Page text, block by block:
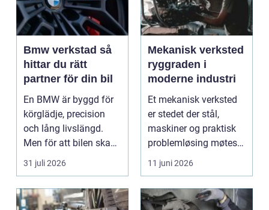
Bmw verkstad så
hittar du rätt
partner för din bil
En BMW är byggd för
körglädje, precision
och lång livslängd.
Men för att bilen ska
fortsätta leverer...
31 juli 2026
Mekanisk verksted
ryggraden i
moderne industri
Et mekanisk verksted
er stedet der stål,
maskiner og praktisk
problemløsing møtes.
Her blir ødelagte...
11 juni 2026